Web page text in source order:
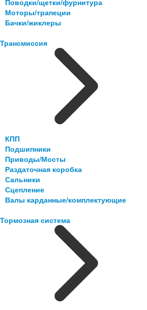
Поводки/щетки/фурнитура
Моторы/трапеции
Бачки/жиклеры
Трансмиссия
КПП
Подшипники
Приводы/Мосты
Раздаточная коробка
Сальники
Сцепление
Валы карданные/комплектующие
Тормозная система